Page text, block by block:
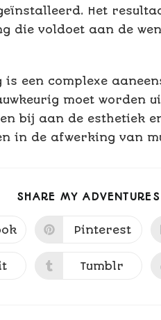
Het
die voldoet aan de
is een complexe
moet worden
bij aan de esthetiek
in de afwerking van
SHARE MY ADVENTURES
Pinterest
Tumblr